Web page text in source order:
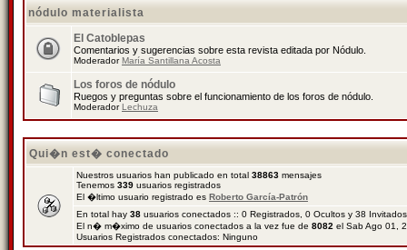
nódulo materialista
El Catoblepas
Comentarios y sugerencias sobre esta revista editada por Nódulo.
ModeradorMaría Santillana Acosta
Los foros de nódulo
Ruegos y preguntas sobre el funcionamiento de los foros de nódulo.
ModeradorLechuza
Qui�n est� conectado
Nuestros usuarios han publicado en total 38863 mensajes
Tenemos 339 usuarios registrados
El �ltimo usuario registrado es Roberto García-Patrón
En total hay 38 usuarios conectados :: 0 Registrados, 0 Ocultos y 38
El n� m�ximo de usuarios conectados a la vez fue de 8082 el Sab Ago 01,
Usuarios Registrados conectados: Ninguno